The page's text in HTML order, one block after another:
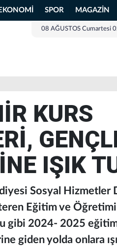
EKONOMİ SPOR MAGAZİN
08 AĞUSTOS Cumartesi
KURS
IŞIK
Sosyal Hizmetler
Eğitim ve
gibi 2024- 2025
giden yolda onlara